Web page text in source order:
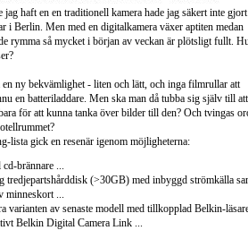
haft en en traditionell kamera hade jag säkert inte gjort
i Berlin. Men med en digitalkamera växer aptiten medan
rymma så mycket i början av veckan är plötsligt fullt.
ny bekvämlighet - liten och lätt, och inga filmrullar att
en batteriladdare. Men ska man då tubba sig själv till att
för att kunna tanka över bilder till den? Och tvingas
lista gick en resenär igenom möjligheterna:
brännare ...
tredjepartshårddisk (>30GB) med inbyggd strömkälla
minneskort ...
varianten av senaste modell med tillkopplad Belkin-
Belkin Digital Camera Link ...